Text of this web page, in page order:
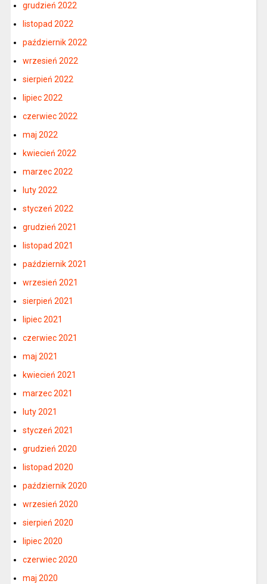
grudzień 2022
listopad 2022
październik 2022
wrzesień 2022
sierpień 2022
lipiec 2022
czerwiec 2022
maj 2022
kwiecień 2022
marzec 2022
luty 2022
styczeń 2022
grudzień 2021
listopad 2021
październik 2021
wrzesień 2021
sierpień 2021
lipiec 2021
czerwiec 2021
maj 2021
kwiecień 2021
marzec 2021
luty 2021
styczeń 2021
grudzień 2020
listopad 2020
październik 2020
wrzesień 2020
sierpień 2020
lipiec 2020
czerwiec 2020
maj 2020